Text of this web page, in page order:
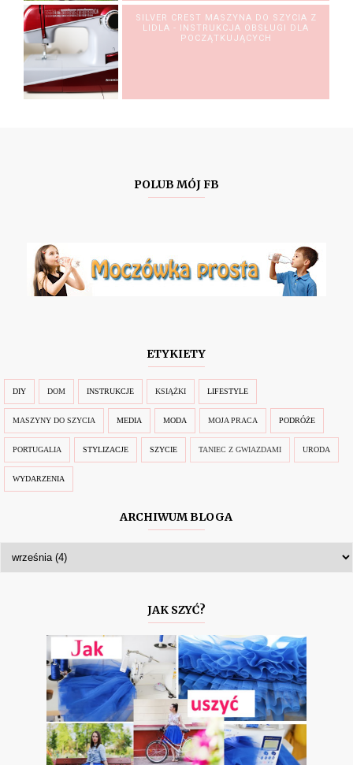
SILVER CREST MASZYNA DO SZYCIA Z
LIDLA - INSTRUKCJA OBSŁUGI DLA
POCZĄTKUJĄCYCH
POLUB MÓJ FB
ETYKIETY
DIY DOM INSTRUKCJE KSIĄŻKI LIFESTYLE
MASZYNY DO SZYCIA MEDIA MODA MOJA PRACA PODRÓŻE
PORTUGALIA STYLIZACJE SZYCIE TANIEC Z GWIAZDAMI URODA
WYDARZENIA
ARCHIWUM BLOGA
JAK SZYĆ?